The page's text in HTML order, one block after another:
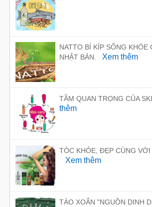
NATTO BÍ KÍP SỐNG KHỎE
NHẬT BẢN.
Xem thêm
TẦM QUAN TRỌNG CỦA
thêm
TÓC KHỎE, ĐẸP CÙNG VỚI
Xem thêm
TẢO XOẮN "NGUỒN DINH